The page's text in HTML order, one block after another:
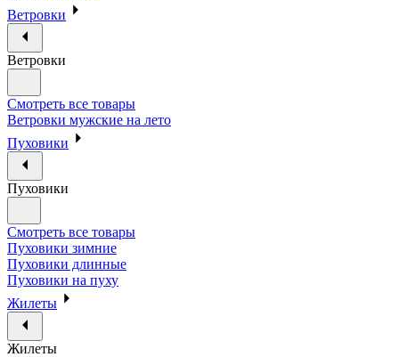
Ветровки
Ветровки
Смотреть все товары
Ветровки мужские на лето
Пуховики
Пуховики
Смотреть все товары
Пуховики зимние
Пуховики длинные
Пуховики на пуху
Жилеты
Жилеты